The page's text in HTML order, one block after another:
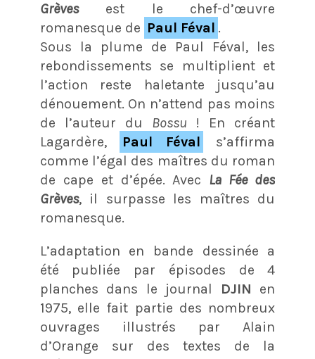
Grèvesest le chef-d’œuvre
romanesque de Paul Féval .
Sous la plume de Paul Féval, les
rebondissements se multiplient et
l’action reste haletante jusqu’au
dénouement. On n’attend pas moins
de l’auteur du Bossu ! En créant
Lagardère,
Paul Féval
s’affirma
comme l’égal des maîtres du roman
de cape et d’épée. Avec La Fée des
Grèves, il surpasse les maîtres du
romanesque.
L’adaptation en bande dessinée a
été publiée par épisodes de 4
planches dans le journal DJIN en
1975, elle fait partie des nombreux
ouvrages illustrés par Alain
d’Orange sur des textes de la